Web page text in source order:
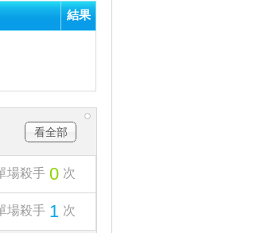
結果
看全部
場殺手 0 次
場殺手 1 次